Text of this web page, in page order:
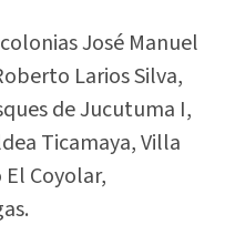
José Manuel
Larios Silva,
de Jucutuma I,
Ticamaya, Villa
Coyolar,